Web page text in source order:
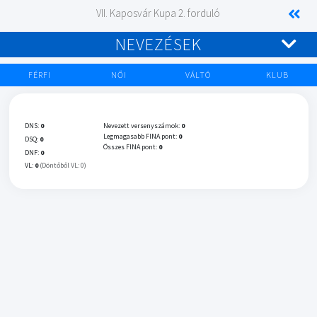
VII. Kaposvár Kupa 2. forduló
NEVEZÉSEK
FÉRFI NŐI VÁLTÓ KLUB
DNS: 0
DSQ: 0
DNF: 0
VL: 0 (Döntőből VL: 0)
Nevezett versenyszámok: 0
Legmagasabb FINA pont: 0
Összes FINA pont: 0